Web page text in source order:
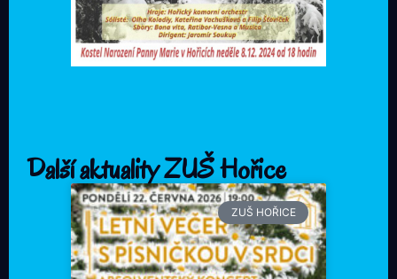
Další aktuality ZUŠ Hořice
ZUŠ HOŘICE